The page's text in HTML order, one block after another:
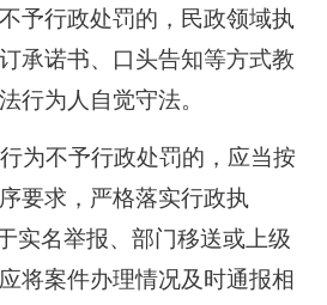
予行政处罚的，民政领域执
承诺书、口头告知等方式教
行为人自觉守法。
为不予行政处罚的，应当按
要求，严格落实行政执
实名举报、部门移送或上级
将案件办理情况及时通报相